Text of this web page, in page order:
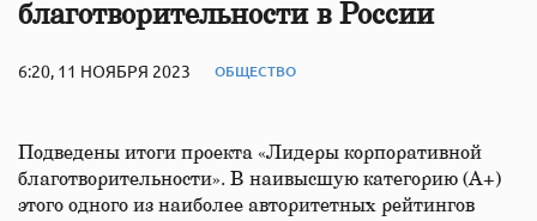
благотворительности в России
6:20, 11 НОЯБРЯ 2023 ОБЩЕСТВО
Подведены итоги проекта «Лидеры корпоративной
благотворительности». В наивысшую категорию (А+)
этого одного из наиболее авторитетных рейтингов